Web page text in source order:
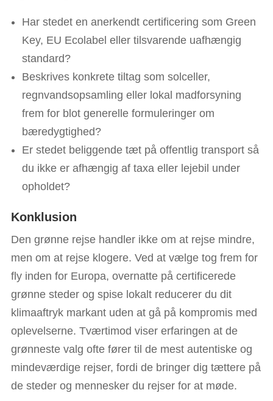
Har stedet en anerkendt certificering som Green
Key, EU Ecolabel eller tilsvarende uafhængig
standard?
Beskrives konkrete tiltag som solceller,
regnvandsopsamling eller lokal madforsyning
frem for blot generelle formuleringer om
bæredygtighed?
Er stedet beliggende tæt på offentlig transport så
du ikke er afhængig af taxa eller lejebil under
opholdet?
Konklusion
Den grønne rejse handler ikke om at rejse mindre,
men om at rejse klogere. Ved at vælge tog frem for
fly inden for Europa, overnatte på certificerede
grønne steder og spise lokalt reducerer du dit
klimaaftryk markant uden at gå på kompromis med
oplevelserne. Tværtimod viser erfaringen at de
grønneste valg ofte fører til de mest autentiske og
mindeværdige rejser, fordi de bringer dig tættere på
de steder og mennesker du rejser for at møde.